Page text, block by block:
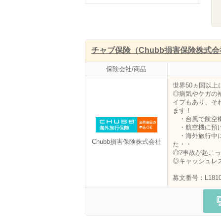
チャブ保険（Chubb損害保険株式会
保険会社/商品
Chubb損害保険株式会社
世界50ヵ国以上
◎病気やケガの
イプもあり、そ
ます！
・台風で航空
・航空機に預
・海外旅行中
た・・
◎?事故が起こっ
◎キャッシュレ
募文番号：